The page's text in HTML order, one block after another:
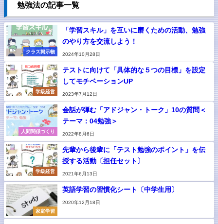
勉強法の記事一覧
クラス掲示物
「学習スキル」を互いに磨くための活動、勉強
のやり方を交流しよう！
2024年10月28日
学級経営
テストに向けて「具体的な５つの目標」を設定
してモチベーションUP
2023年7月12日
人間関係づくり
会話が弾む「アドジャン・トーク」10の質問＜
テーマ：04勉強＞
2022年8月6日
学級経営
先輩から後輩に「テスト勉強のポイント」を伝
授する活動〔担任セット〕
2021年6月13日
家庭学習
英語学習の習慣化シート〔中学生用〕
2020年12月18日